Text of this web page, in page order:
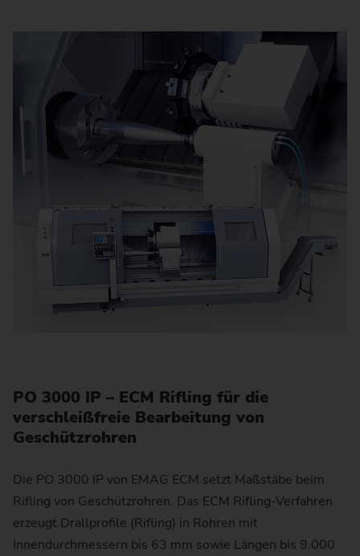
PO 3000 IP – ECM Rifling für die
verschleißfreie Bearbeitung von
Geschützrohren
Die PO 3000 IP von EMAG ECM setzt Maßstäbe beim
Rifling von Geschützrohren. Das ECM Rifling-Verfahren
erzeugt Drallprofile (Rifling) in Rohren mit
Innendurchmessern bis 63 mm sowie Längen bis 9.000